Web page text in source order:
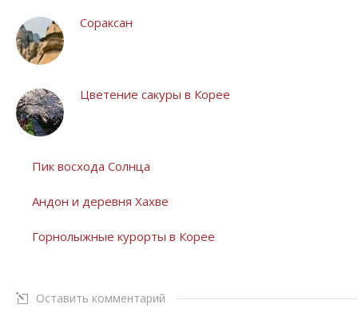
Сораксан
Цветение сакуры в Корее
Пик восхода Солнца
Андон и деревня Хахве
Горнолыжные курорты в Корее
Оставить комментарий